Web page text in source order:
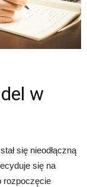
w
się nieodłączną
się na
rozpoczęcie